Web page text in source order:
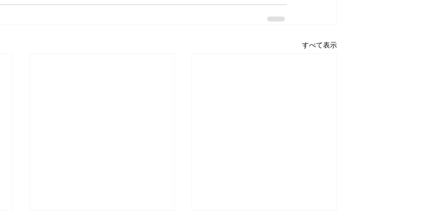
すべて表示